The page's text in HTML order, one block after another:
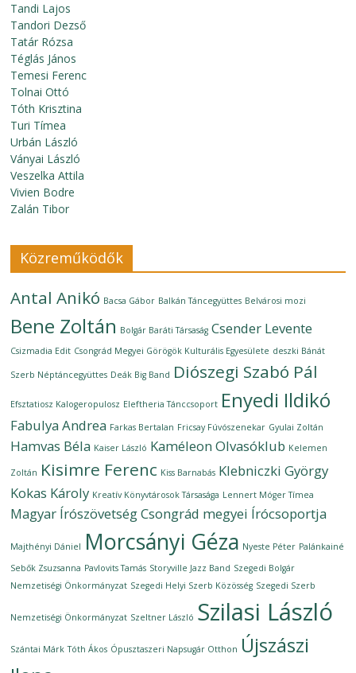
Tandi Lajos
Tandori Dezső
Tatár Rózsa
Téglás János
Temesi Ferenc
Tolnai Ottó
Tóth Krisztina
Turi Tímea
Urbán László
Ványai László
Veszelka Attila
Vivien Bodre
Zalán Tibor
Közreműködők
Antal Anikó Bacsa Gábor Balkán Táncegyüttes Belvárosi mozi
Bene Zoltán Bolgár Baráti Társaság Csender Levente
Csizmadia Edit Csongrád Megyei Görögök Kulturális Egyesülete deszki Bánát
Szerb Néptáncegyüttes Deák Big Band Diószegi Szabó Pál
Efsztatiosz Kalogeropulosz Eleftheria Tánccsoport Enyedi Ildikó
Fabulya Andrea Farkas Bertalan Fricsay Fúvószenekar Gyulai Zoltán
Hamvas Béla Kaiser László Kaméleon Olvasóklub Kelemen
Zoltán Kisimre Ferenc Kiss Barnabás Klebniczki György
Kokas Károly Kreatív Könyvtárosok Társasága Lennert Móger Tímea
Magyar Írószövetség Csongrád megyei Írócsoportja
Majthényi Dániel Morcsányi Géza Nyeste Péter Palánkainé
Sebők Zsuzsanna Pavlovits Tamás Storyville Jazz Band Szegedi Bolgár
Nemzetiségi Önkormányzat Szegedi Helyi Szerb Közösség Szegedi Szerb
Nemzetiségi Önkormányzat Szeltner László Szilasi László
Szántai Márk Tóth Ákos Ópusztaszeri Napsugár Otthon Újszászi